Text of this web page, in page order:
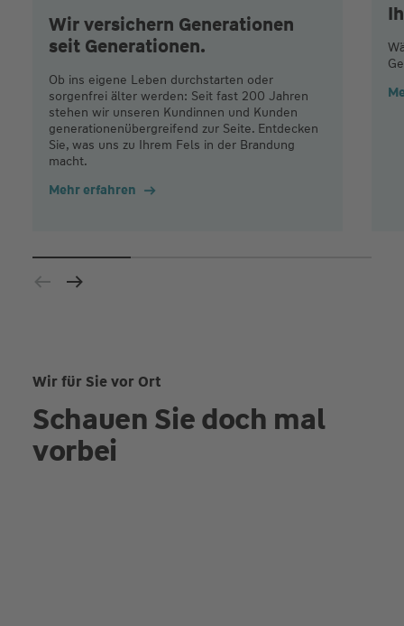
Wir versichern Generationen
seit Generationen.
Ob ins eigene Leben durchstarten oder
sorgenfrei älter werden: Seit fast 200 Jahren
stehen wir unseren Kundinnen und Kunden
generationenübergreifend zur Seite. Entdecken
Sie, was uns zu Ihrem Fels in der Brandung
macht.
Mehr erfahren
Wir für Sie vor Ort
Schauen Sie doch mal
vorbei